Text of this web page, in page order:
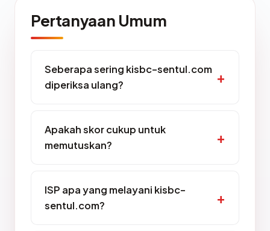
Pertanyaan Umum
Seberapa sering kisbc-sentul.com
diperiksa ulang?
Apakah skor cukup untuk
memutuskan?
ISP apa yang melayani kisbc-
sentul.com?